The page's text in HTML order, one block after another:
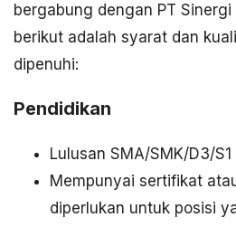
bergabung dengan PT
berikut adalah syarat dan
dipenuhi:
Pendidikan
Lulusan SMA/SMK/D3/
Mempunyai sertifikat
diperlukan untuk posisi